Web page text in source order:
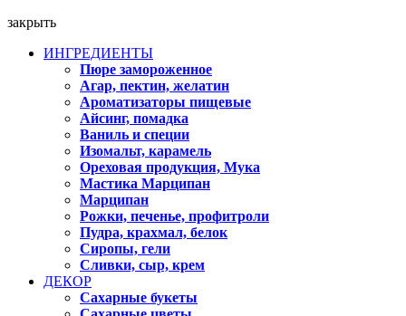
закрыть
ИНГРЕДИЕНТЫ
Пюре замороженное
Агар, пектин, желатин
Ароматизаторы пищевые
Айсинг, помадка
Ваниль и специи
Изомальт, карамель
Ореховая продукция, Мука
Мастика Марципан
Марципан
Рожки, печенье, профитроли
Пудра, крахмал, белок
Сиропы, гели
Сливки, сыр, крем
ДЕКОР
Сахарные букеты